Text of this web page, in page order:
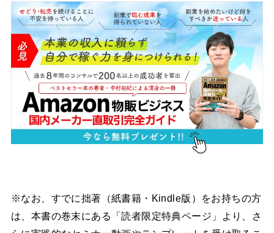
※なお、すでに拙著（紙書籍・Kindle版）をお持ちの方
は、本書の巻末にある「読者限定特典ページ」より、さ